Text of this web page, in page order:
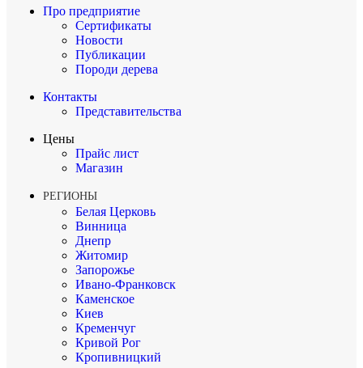
Про предприятие
Сертификаты
Новости
Публикации
Породи дерева
Контакты
Представительства
Цены
Прайс лист
Магазин
РЕГИОНЫ
Белая Церковь
Винница
Днепр
Житомир
Запорожье
Ивано-Франковск
Каменское
Киев
Кременчуг
Кривой Рог
Кропивницкий